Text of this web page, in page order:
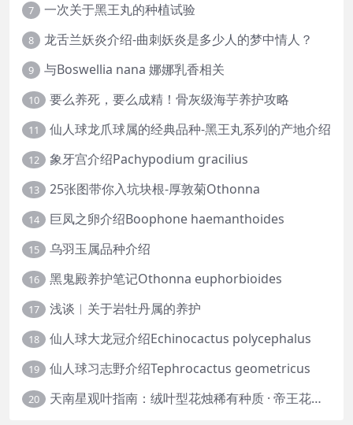
7 一次关于黑王丸的种植试验
8 龙舌兰妖炎介绍-曲刺妖炎是多少人的梦中情人？
9 与Boswellia nana 娜娜乳香相关
10 要么养死，要么成精！骨灰级海芋养护攻略
11 仙人球龙爪球属的经典品种-黑王丸系列的产地介绍
12 象牙宫介绍Pachypodium gracilius
13 25张图带你入坑块根-厚敦菊Othonna
14 巨凤之卵介绍Boophone haemanthoides
15 乌羽玉属品种介绍
16 黑鬼殿养护笔记Othonna euphorbioides
17 浅谈︱关于岩牡丹属的养护
18 仙人球大龙冠介绍Echinocactus polycephalus
19 仙人球习志野介绍Tephrocactus geometricus
20 天南星观叶指南：绒叶型花烛稀有种质 · 帝王花烛等